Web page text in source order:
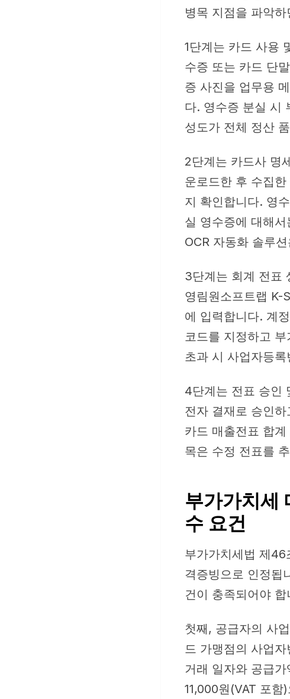
병목 지점을 파악
1단계는 카드 사용
수증 또는 카드 단
증 사진을 업무용
다. 영수증 분실 시
성도가 전체 정산
2단계는 카드사 명
운로드한 후 수집
지 확인합니다. 영
실 영수증에 대해
OCR 자동화 솔루
3단계는 회계 전표
영림원소프트랩 K-
에 입력합니다. 계
코드를 지정하고
초과 시 사업자등
4단계는 전표 승인
전자 결재로 승인
카드 매출전표 합
목은 수정 전표를
부가가치세
수 요건
부가가치세법 제46
격증빙으로 인정됩
건이 충족되어야 합
첫째, 공급자의 사
드 가맹점의 사업
거래 일자와 공급
11,000원(VAT 포